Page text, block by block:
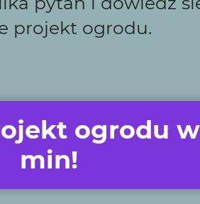
mieszkańców Ornety. Tworzymy
masz pewność, że Twój ogród
projekt ogrodu.
ogrodu
min!